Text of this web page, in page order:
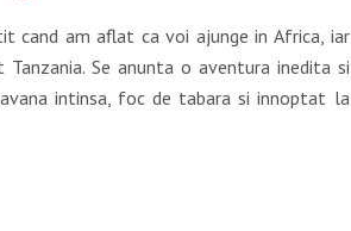
cand am aflat ca voi ajunge in Africa, iar
Se anunta o aventura inedita si
intinsa, foc de tabara si innoptat la